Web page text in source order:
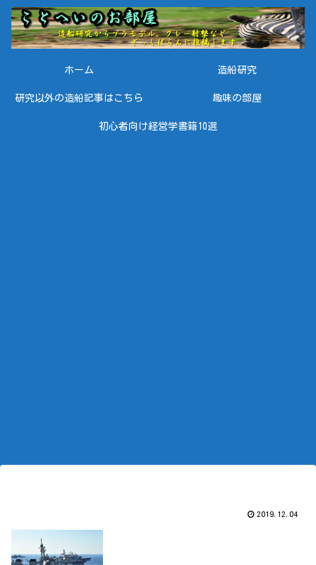
ホーム 造船研究
研究以外の造船記事はこちら 趣味の部屋
初心者向け経営学書籍10選
2019.12.04